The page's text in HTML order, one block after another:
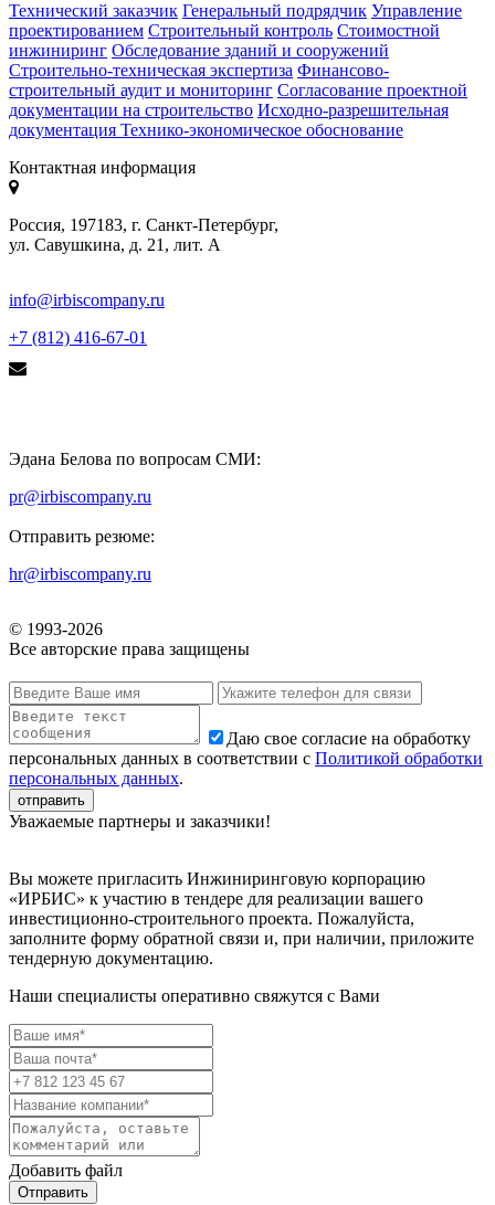
Технический заказчик Генеральный подрядчик Управление
проектированием Строительный контроль Стоимостной
инжиниринг Обследование зданий и сооружений
Строительно-техническая экспертиза Финансово-
строительный аудит и мониторинг Согласование проектной
документации на строительство Исходно-разрешительная
документация Технико-экономическое обоснование
Контактная информация
Россия, 197183, г. Санкт-Петербург,
ул. Савушкина, д. 21, лит. А
info@irbiscompany.ru
+7 (812) 416-67-01
Эдана Белова по вопросам СМИ:
pr@irbiscompany.ru
Отправить резюме:
hr@irbiscompany.ru
© 1993-2026
Все авторские права защищены
Даю свое согласие на обработку
персональных данных в соответствии с Политикой обработки
персональных данных.
Уважаемые партнеры и заказчики!
Вы можете пригласить Инжиниринговую корпорацию
«ИРБИС» к участию в тендере для реализации вашего
инвестиционно-строительного проекта. Пожалуйста,
заполните форму обратной связи и, при наличии, приложите
тендерную документацию.
Наши специалисты оперативно свяжутся с Вами
Добавить файл
Отправить